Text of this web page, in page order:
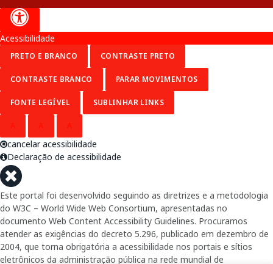
Acessibilidade
PRETO E BRANCO CONTRASTE PRETO
CONTRASTE BRANCO PARAR MOVIMENTOS
FONTE LEGÍVEL SUBLINHAR LINKS
cancelar acessibilidade
Declaração de acessibilidade
Este portal foi desenvolvido seguindo as diretrizes e a metodologia
do W3C – World Wide Web Consortium, apresentadas no
documento Web Content Accessibility Guidelines. Procuramos
atender as exigências do decreto 5.296, publicado em dezembro de
2004, que torna obrigatória a acessibilidade nos portais e sítios
eletrônicos da administração pública na rede mundial de